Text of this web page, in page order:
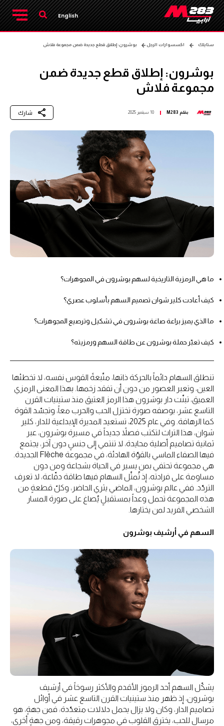
English
ستايلك اكسسوارات الرجل بوشرون: إطلاق قطع جديدة ضمن مجموعة فلاش
بوشرون: إطلاق قطع جديدة ضمن
مجموعة فلاش
بقلم M283 10 سبتمبر 2025 شارك
ما هي الرمزية التاريخية لسهم بوشرون في المجوهرات؟
كيف أعادت كلير شوان تصميم السهم بأسلوب عصري؟
ما الذي يميز براعة صاغة بوشرون في تشكيل وترصيع المجوهرات؟
كيف تعبّر حملة بوشرون عن طاقة السهم ورمزيته؟
تنطلق السهام دائماً بالحركة ذاتها، متّبعةً القوس نفسه، لا تخطئها
العين، وتعبر العصور من دون أن تفقد زخمها. بهذا المعنى الرمزي
العميق، تبنّت دار بوشرون هذا الرمز العتيق منذ ستينيات القرن
التاسع عشر، بوصفه صورة تختزل الحب والحرب معاً، وتجسّد القوة
كما الرهافة. وفي عام 2025، تستعيد المديرة الإبداعية للدار، كلير
شوان، هذا التراث لتكتب فصلاً جديداً في مسيرة بوشرون، عبر
ثمانية تصاميم أصلية محايدة، لا تنتمي إلى جنسٍ دون آخر، يجتمع
فيها الصفاء الماسي بالقوّة الهادئة، في مجموعة Flèche الجديدة.
هي مجموعة تحتفي بمن يسير في الحياة بشجاعة ومن دون
مساومة على فرادته، إذ تُمثّل السهام فيها طاقة دفّاعة، لا تعرف
التردّد. ففي عالم بوشرون، الماضي يثري الحاضر، وكلّ قطعةٍ من
هذه المجموعة تحمل وعداً بمستقبلٍ يُصاغ على صورة المسار
الشخصي الفريد لمن يختارها.
السهم في أرشيف بوشرون
يشكّل السهم أحد الرموز الأقدم والأكثر رسوخاً في أرشيف
بوشرون، إذ ظهر منذ ستينيات القرن التاسع عشر في أوائل
تصاميم الدار، وكان ولا يزال يحمل دلالات متعدّدة: فمن جهةٍ، هو
مرسال للحب، يخترق القلوب في مجوهرات رقيقة، ومن جهةٍ أخرى،